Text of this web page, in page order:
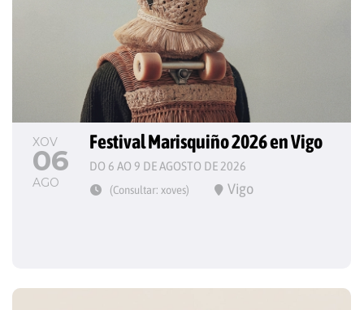
XOV
06
AGO
Festival Marisquiño 2026 en Vigo
DO 6 AO 9 DE AGOSTO DE 2026
(Consultar: xoves) Vigo